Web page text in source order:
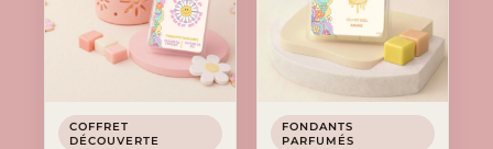
COFFRET
DÉCOUVERTE
FONDANTS
PARFUMÉS